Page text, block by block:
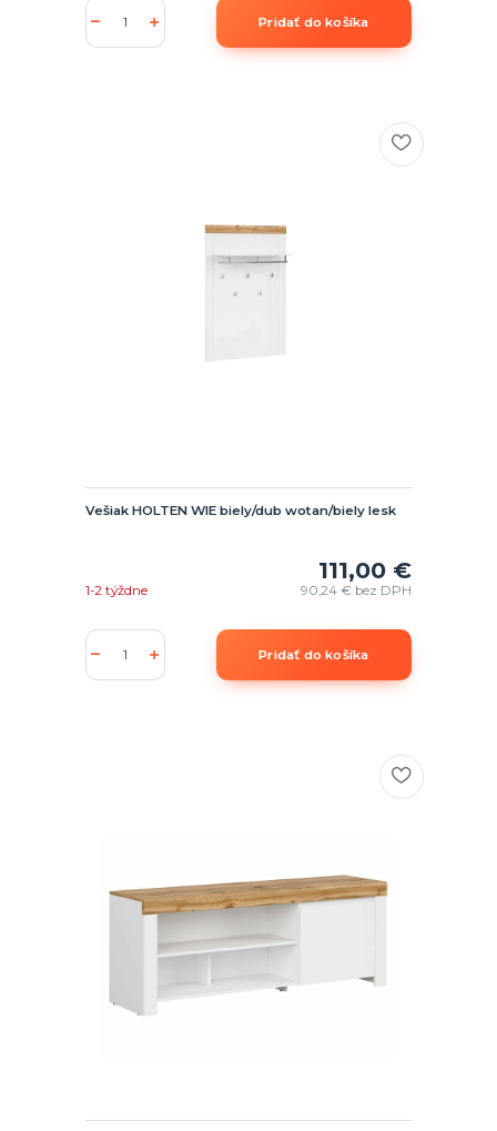
Pridať do košíka
Vešiak HOLTEN WIE biely/dub wotan/biely lesk
111,00 €
90,24 € bez DPH
1-2 týždne
Pridať do košíka